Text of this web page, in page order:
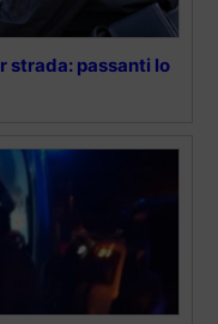
strada: passanti lo